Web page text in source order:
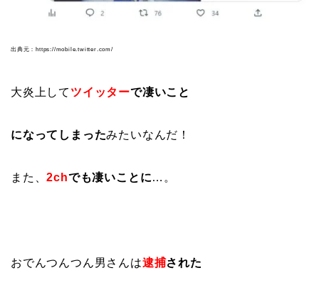
出典元：https://mobile.twitter.com/
大炎上して ツイッターで凄いこと
になってしまったみたいなんだ！
また、2chでも凄いことに…。
おでんつんつん男さんは逮捕された